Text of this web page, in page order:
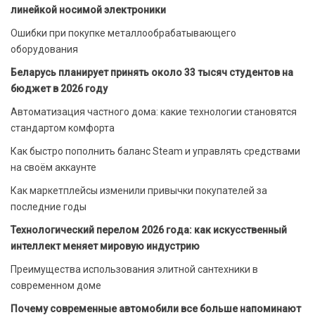
линейкой носимой электроники
Ошибки при покупке металлообрабатывающего
оборудования
Беларусь планирует принять около 33 тысяч студентов на
бюджет в 2026 году
Автоматизация частного дома: какие технологии становятся
стандартом комфорта
Как быстро пополнить баланс Steam и управлять средствами
на своём аккаунте
Как маркетплейсы изменили привычки покупателей за
последние годы
Технологический перелом 2026 года: как искусственный
интеллект меняет мировую индустрию
Преимущества использования элитной сантехники в
современном доме
Почему современные автомобили все больше напоминают